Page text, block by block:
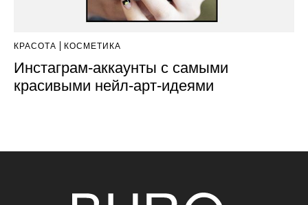
КРАСОТА КОСМЕТИКА
Инстаграм-аккаунты с самыми
красивыми нейл-арт-идеями